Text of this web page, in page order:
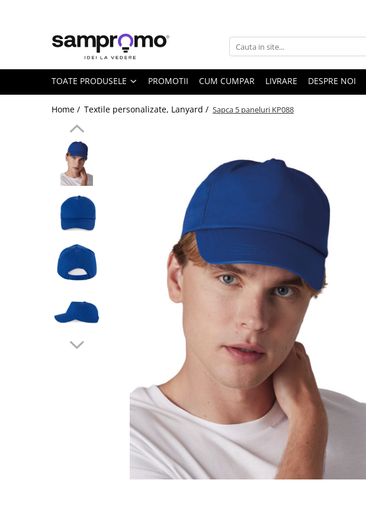
Toate Produsele
Agende datate
Agende nedatate
Agende saptamanale
Calendare personalizate
Calendare de perete
Calendare de birou
Calendare triptice
Instrumente de scris personalizate
Pixuri plastic personalizate
Pixuri ecologice personalizate
Creioane personalizate
Markere evidentiatoare text
TOATE PRODUSELE PROMOTII CUM CUMPAR LIVRARE DESPRE NOI
Home / Textile personalizate, Lanyard / Sapca 5 paneluri KP088